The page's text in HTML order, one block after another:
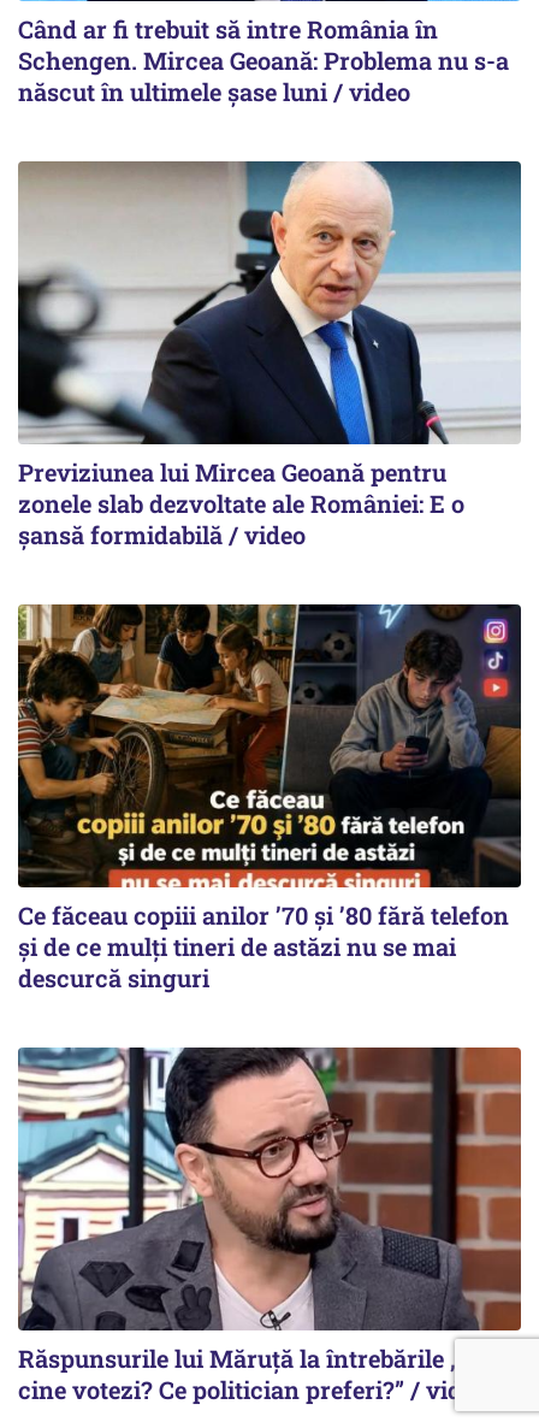
Când ar fi trebuit să intre România în
Schengen. Mircea Geoană: Problema nu s-a
născut în ultimele șase luni / video
Previziunea lui Mircea Geoană pentru
zonele slab dezvoltate ale României: E o
șansă formidabilă / video
Ce făceau copiii anilor ’70 și ’80 fără telefon
și de ce mulți tineri de astăzi nu se mai
descurcă singuri
Răspunsurile lui Măruță la întrebările „Cu
cine votezi? Ce politician preferi?” / video